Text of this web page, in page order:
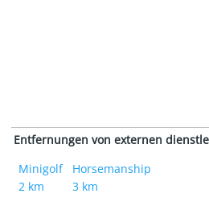
Entfernungen von externen
Minigolf
2 km
Horsemanship
3 km